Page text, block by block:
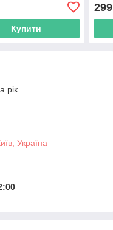
Купити
299
рік
Україна